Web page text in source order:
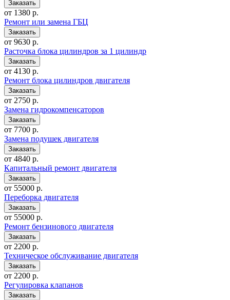
от 1380 р.
Ремонт или замена ГБЦ
от 9630 р.
Расточка блока цилиндров за 1 цилиндр
от 4130 р.
Ремонт блока цилиндров двигателя
от 2750 р.
Замена гидрокомпенсаторов
от 7700 р.
Замена подушек двигателя
от 4840 р.
Капитальный ремонт двигателя
от 55000 р.
Переборка двигателя
от 55000 р.
Ремонт бензинового двигателя
от 2200 р.
Техническое обслуживание двигателя
от 2200 р.
Регулировка клапанов